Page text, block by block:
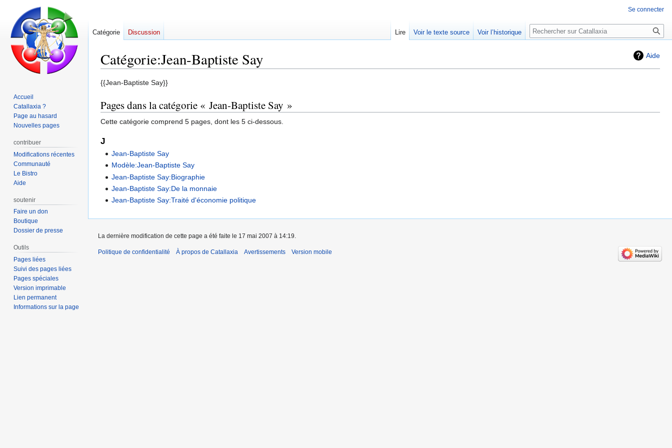
Aide
Catégorie:Jean-Baptiste Say
Aller
la
navigation
Aller
la
recherche
{{Jean-Baptiste Say}}
Pages dans la catégorie « Jean-Baptiste Say »
Cette catégorie comprend 5 pages, dont les 5 ci-dessous.
J
Jean-Baptiste Say
Modèle:Jean-Baptiste Say
Jean-Baptiste Say:Biographie
Jean-Baptiste Say:De la monnaie
Jean-Baptiste Say:Traité d'économie politique
Se connecter
Catégorie Discussion Lire Voir le texte source Voir l’historique Rechercher
Accueil
Catallaxia ?
Page au hasard
Nouvelles pages
contribuer
Modifications récentes
Communauté
Le Bistro
Aide
soutenir
Faire un don
Boutique
Dossier de presse
Outils
Pages liées
Suivi des pages liées
Pages spéciales
Version imprimable
Lien permanent
Informations sur la page
La dernière modification de cette page a été faite le 17 mai 2007 à 14:19.
Politique de confidentialité À propos de Catallaxia Avertissements Version mobile